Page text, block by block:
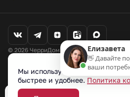
© 2026 ЧерриДом. Все права защищены
Любая информация, представленная на
исключительно информационный
не является публичной офертой,
437 ГК РФ.
Проектные декларации на наш.дом.рф
Елизавета
👋 Давайте
ваши
Мы используем cookie-файлы,
быстрее и удобнее. Политика